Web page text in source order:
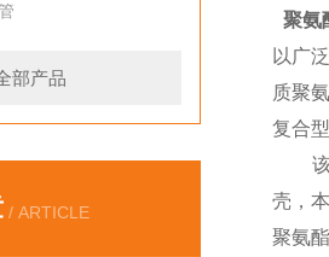
部产品
/ ARTICLE
聚氨
以广
质聚
复合
该产
壳，
聚氨